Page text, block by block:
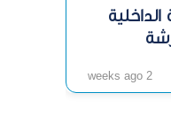
الداخلية
2 weeks ago